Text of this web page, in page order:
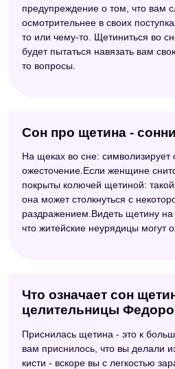
предупреждение о том, что вам
осмотрительнее в своих
то или чему-то. Щетиниться во
будет пытаться навязать вам
то вопросы.
Сон про щетина -
На щеках во сне: символизирует
ожесточение.Если женщине
покрыты колючей щетиной:
она может столкнуться с
раздражением.Видеть щетину на
что житейские неурядицы могут
Что означает сон
целительницы
Приснилась щетина - это к
вам приснилось, что вы делали
кисти - вскоре вы с легкостью